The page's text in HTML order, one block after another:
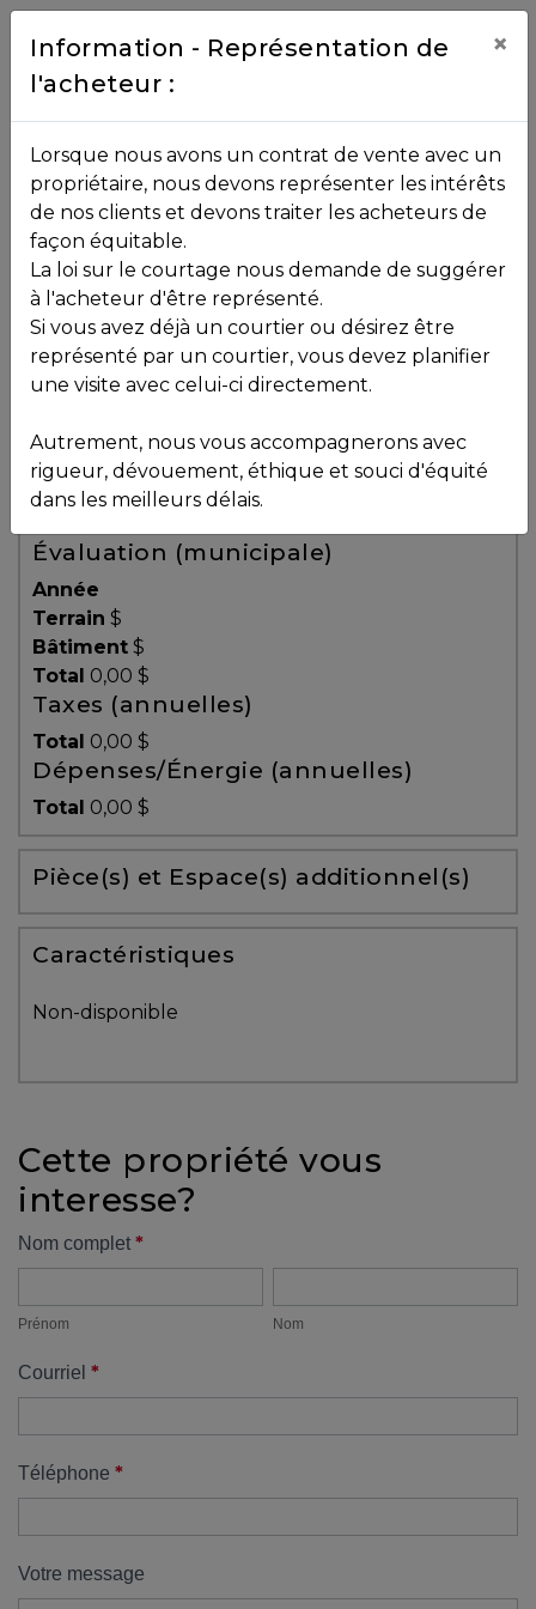
Contact
NOS
PROPRIÉTÉS
VOS
COURTIERS
Équipe
Partenaires
Témoignages
Blogue
ACHAT
Alerte
immobilière
Avec
un
courtier
vous
protégé!
outils
pour
financement
propriétaire
UNE
DÉCISION
!
de
démarrage
:
Toutes les propriétés
Vendu
, , ,
J5J 2M8
Voir plus de photos
Évaluation (municipale)
Année
Terrain $
Bâtiment $
Total 0,00 $
Taxes (annuelles)
Total 0,00 $
Dépenses/Énergie (annuelles)
Total 0,00 $
Pièce(s) et Espace(s) additionnel(s)
Caractéristiques
Non-disponible
Cette propriété vous
interesse?
Formulaire
Nom complet *
Prénom Nom
Courriel *
Téléphone *
Votre message
Information - Représentation de
l'acheteur :
×
Lorsque nous avons un contrat de vente avec un
propriétaire, nous devons représenter les intérêts
de nos clients et devons traiter les acheteurs de
façon équitable.
La loi sur le courtage nous demande de suggérer
à l'acheteur d'être représenté.
Si vous avez déjà un courtier ou désirez être
représenté par un courtier, vous devez planifier
une visite avec celui-ci directement.
Autrement, nous vous accompagnerons avec
rigueur, dévouement, éthique et souci d'équité
dans les meilleurs délais.